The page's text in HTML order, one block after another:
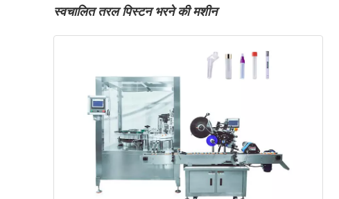
स्वचालित तरल पिस्टन भरने की मशीन